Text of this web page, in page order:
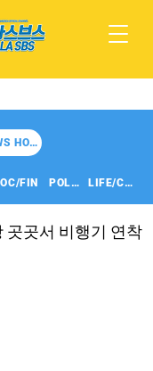
NEWS HOME
FIN POLITICS LIFE/CULT
곳곳서 비행기 연착